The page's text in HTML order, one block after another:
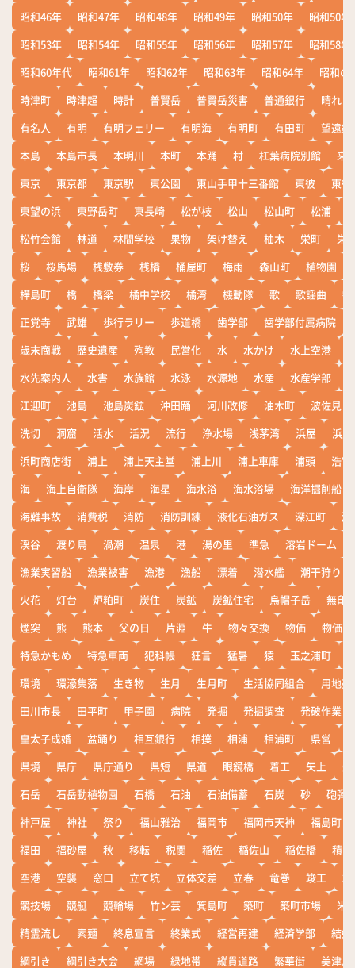
昭和46年 昭和47年 昭和48年 昭和49年 昭和50年
昭和50年
昭和53年
昭和54年 昭和55年 昭和56年 昭和57年
昭和58年
昭和60年代
昭和61年 昭和62年 昭和63年 昭和64年
昭和の
時津町
時津超 時計 普賢岳 普賢岳災害 普通銀行
晴れ
有名人
有明 有明フェリー 有明海 有明町 有田町
望遠鏡
本島
本島市長 本明川 本町 本踊 村 杠葉病院別館
来
東京
東京都 東京駅 東公園 東山手甲十三番館 東彼
東彼
東望の浜
東野岳町 東長崎 松が枝 松山 松山町 松浦
松竹会館
林道 林間学校 果物 架け替え 柚木 栄町
栄
桜
桜馬場 桟敷券 桟橋 桶屋町 梅雨 森山町 植物園
樺島町
橋 橋梁 橘中学校 橘湾 機動隊 歌 歌謡曲
正覚寺
武雄 歩行ラリー 歩道橋 歯学部 歯学部付属病院
歳末商戦
歴史遺産 殉教 民営化 水 水かけ 水上空港
水先案内人
水害 水族館 水泳 水源地 水産 水産学部
江迎町
池島 池島炭鉱 沖田踊 河川改修 油木町
波佐見
洗切
洞窟 活水 活況 流行 浄水場 浅茅湾 浜屋
浜
浜町商店街
浦上 浦上天主堂 浦上川 浦上車庫 浦頭
浩宮
海
海上自衛隊 海岸 海星 海水浴 海水浴場
海洋掘削船
海難事故
消費税 消防 消防訓練 液化石油ガス 深江町
淵
渓谷
渡り鳥 渦潮 温泉 港 湯の里 準急 溶岩ドーム
漁業実習船
漁業被害 漁港 漁船 漂着 潜水艦
潮干狩り
火花
灯台 炉粕町 炭住 炭鉱 炭鉱住宅 烏帽子岳
無印
煙突
熊 熊本 父の日 片淵 牛 物々交換 物価
物価高
特急かもめ
特急車両 犯科帳 狂言 猛暑 猿 玉之浦町
環境
環濠集落 生き物 生月 生月町 生活協同組合
用地売
田川市長
田平町 甲子園 病院 発掘 発掘調査
発破作業
皇太子成婚
盆踊り 相互銀行 相撲 相浦 相浦町 県営
県境
県庁 県庁通り 県短 県道 眼鏡橋 着工 矢上
石岳
石岳動植物園 石橋 石油 石油備蓄 石炭 砂
砲弾
神戸屋
神社 祭り 福山雅治 福岡市 福岡市天神
福島町
福田
福砂屋 秋 移転 税関 稲佐 稲佐山 稲佐橋
積雪
空港
空襲 窓口 立て坑 立体交差 立春 竜巻 竣工
競技場
競艇 競輪場 竹ン芸 箕島町 築町 築町市場
米
精霊流し
素麺 終息宣言 終業式 経営再建 経済学部
結婚
綱引き
綱引き大会 網場 緑地帯 縦貫道路 繁華街
美津島